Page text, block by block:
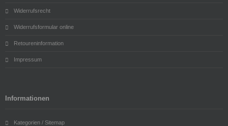
Widerrufsrecht
Widerrufsformular online
Retoureninformation
Impressum
Informationen
Kategorien / Sitemap